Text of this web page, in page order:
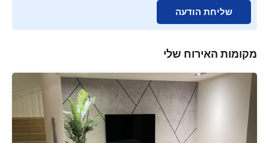
שליחת הודעה
מקומות האירוח שלי